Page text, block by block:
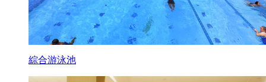
綜合游泳池